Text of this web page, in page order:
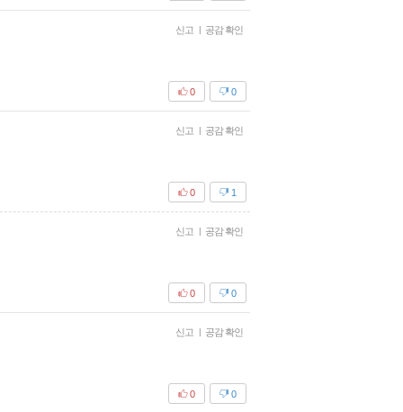
신고 | 공감 확인
0
0
신고 | 공감 확인
1
0
신고 | 공감 확인
0
0
신고 | 공감 확인
0
0